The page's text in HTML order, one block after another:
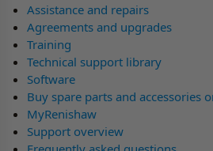
Assistance and repairs
Agreements and upgrades
Training
Technical support library
Software
Buy spare parts and accessories
MyRenishaw
Support overview